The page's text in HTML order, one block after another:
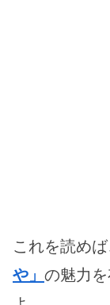
これを読めば
や」 の魅力